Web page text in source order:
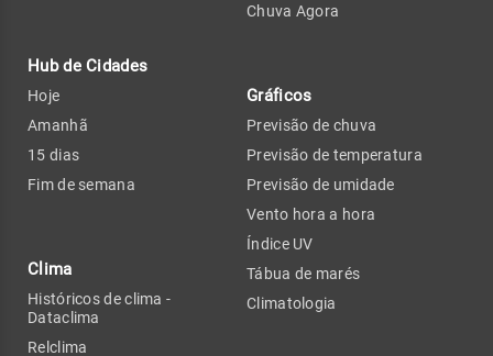
Hub de Cidades
Hoje
Amanhã
15 dias
Fim de semana
Clima
Históricos de clima -
Dataclima
Relclima
Chuva Agora
Gráficos
Previsão de chuva
Previsão de temperatura
Previsão de umidade
Vento hora a hora
Índice UV
Tábua de marés
Climatologia